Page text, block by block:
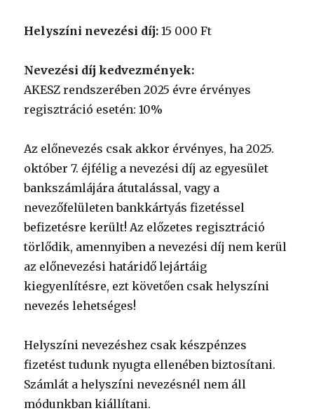
Helyszíni nevezési díj: 15 000 Ft
Nevezési díj kedvezmények:
AKESZ rendszerében 2025 évre érvényes
regisztráció esetén: 10%
Az előnevezés csak akkor érvényes, ha 2025.
október 7. éjfélig a nevezési díj az egyesület
bankszámlájára átutalással, vagy a
nevezőfelületen bankkártyás fizetéssel
befizetésre került! Az előzetes regisztráció
törlődik, amennyiben a nevezési díj nem kerül
az előnevezési határidő lejártáig
kiegyenlítésre, ezt követően csak helyszíni
nevezés lehetséges!
Helyszíni nevezéshez csak készpénzes
fizetést tudunk nyugta ellenében biztosítani.
Számlát a helyszíni nevezésnél nem áll
módunkban kiállítani.